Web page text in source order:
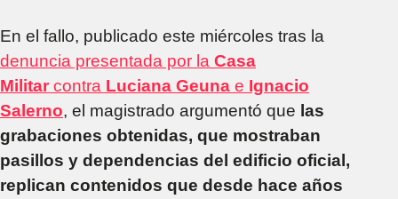
En el fallo, publicado este miércoles tras la
denuncia presentada por la Casa
Militar contra Luciana Geuna e Ignacio
Salerno, el magistrado argumentó que las
grabaciones obtenidas, que mostraban
pasillos y dependencias del edificio oficial,
replican contenidos que desde hace años